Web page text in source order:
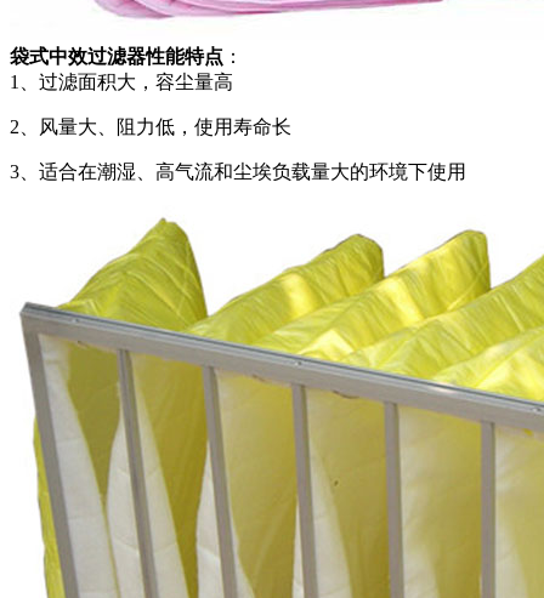
袋式中效过滤器性能特点 ：
1、过滤面积大，容尘量高
2、风量大、阻力低，使用寿命长
3、适合在潮湿、高气流和尘埃负载量大的环境下使用